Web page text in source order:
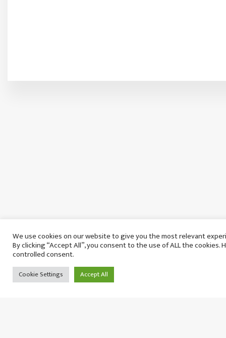
We use cookies on our website to give you the most relevant
By clicking “Accept All”, you consent to the use of ALL the
controlled consent.
Cookie Settings Accept All